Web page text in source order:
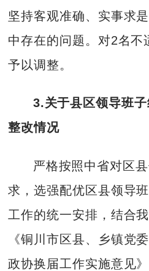
坚持客观准确、实事求
中存在的问题。对2名不
予以调整。
3.关于县区领导班
整改情况
严格按照中省对区
求，选强配优区县领导
工作的统一安排，结合
《铜川市区县、乡镇党
政协换届工作实施意见